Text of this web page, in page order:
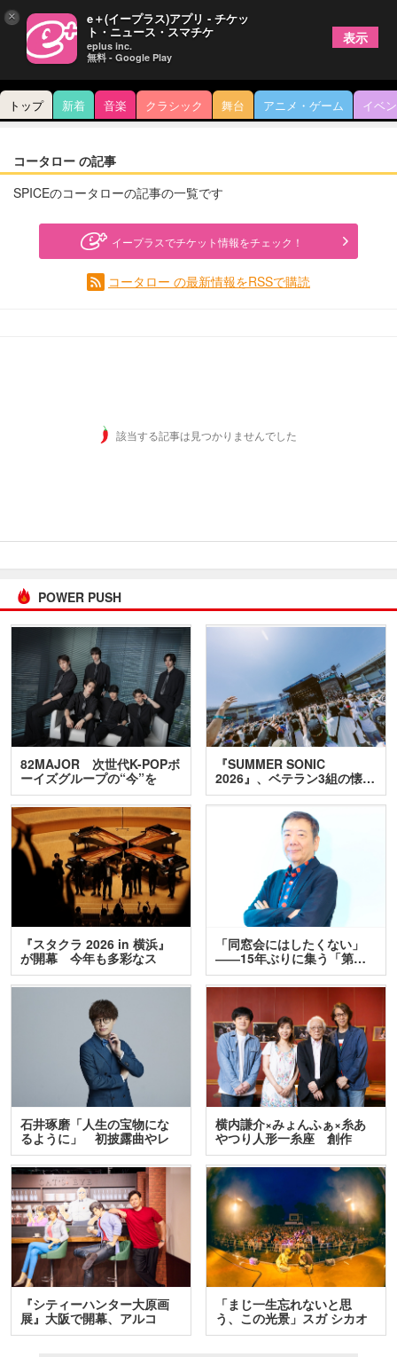
トップ 新着 音楽 クラシック 舞台 アニメ・ゲーム イベ
コータロー の記事
SPICEのコータローの記事の一覧です
イープラスでチケット情報をチェック！
コータロー の最新情報をRSSで購読
該当する記事は見つかりませんでした
POWER PUSH
82MAJOR 次世代K-POPボ
ーイズグループの“今”を
訊…
『SUMMER SONIC
2026』、ベテラン3組の懐…
『スタクラ 2026 in 横浜』
が開幕 今年も多彩なス
テ…
「同窓会にはしたくない」
――15年ぶりに集う「第…
石井琢磨「人生の宝物にな
るように」 初披露曲やレ
ア…
横内謙介×みょんふぁ×糸あ
やつり人形一糸座 創作
人…
『シティーハンター大原画
展』大阪で開幕、アルコ
＆…
「まじ一生忘れないと思
う、この光景」スガ シカオ
と…
× e＋(イープラス)アプリ - チケッ
ト・ニュース・スマチケ
eplus inc.
無料 - Google Play
表示